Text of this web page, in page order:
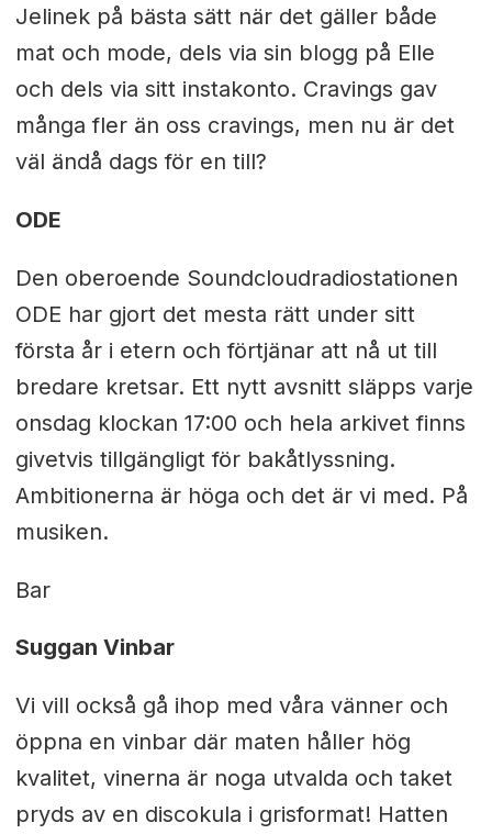
Jelinek på bästa sätt när det gäller både
mat och mode, dels via sin blogg på Elle
och dels via sitt instakonto. Cravings gav
många fler än oss cravings, men nu är det
väl ändå dags för en till?
ODE
Den oberoende Soundcloudradiostationen
ODE har gjort det mesta rätt under sitt
första år i etern och förtjänar att nå ut till
bredare kretsar. Ett nytt avsnitt släpps varje
onsdag klockan 17:00 och hela arkivet finns
givetvis tillgängligt för bakåtlyssning.
Ambitionerna är höga och det är vi med. På
musiken.
Bar
Suggan Vinbar
Vi vill också gå ihop med våra vänner och
öppna en vinbar där maten håller hög
kvalitet, vinerna är noga utvalda och taket
pryds av en discokula i grisformat! Hatten